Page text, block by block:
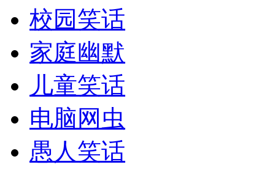
校园笑话
家庭幽默
儿童笑话
电脑网虫
愚人笑话